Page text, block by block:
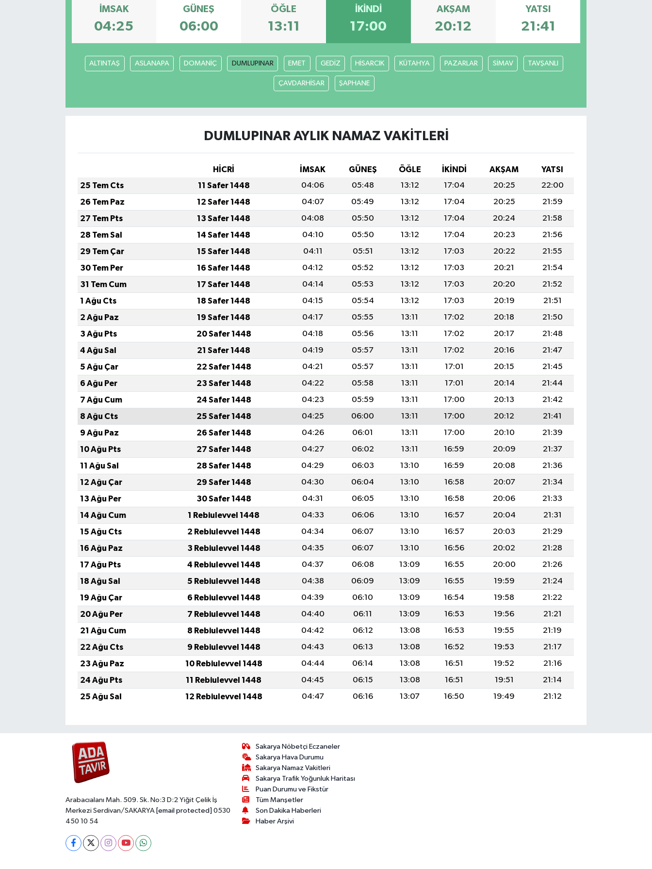
İMSAK
04:25
GÜNEŞ
06:00
ÖĞLE
13:11
İKINDI
17:00
AKŞAM
20:12
YATSI
21:41
ALTINTAŞ ASLANAPA DOMANİÇ DUMLUPINAR EMET GEDİZ HİSARCIK KÜTAHYA PAZARLAR SİMAV TAVŞANLI
ÇAVDARHİSAR ŞAPHANE
DUMLUPINAR AYLIK NAMAZ VAKITLERI
HİCRİ İMSAK GÜNEŞ ÖĞLE İKINDI AKŞAM
YATSI
25 Tem Cts
11 Safer 1448 04:06 05:48 13:12 17:04 20:25
22:00
26 Tem Paz
12 Safer 1448 04:07 05:49 13:12 17:04 20:25
21:59
27 Tem Pts
13 Safer 1448 04:08 05:50 13:12 17:04 20:24
21:58
28 Tem Sal
14 Safer 1448 04:10 05:50 13:12 17:04 20:23
21:56
29 Tem Çar
15 Safer 1448 04:11 05:51 13:12 17:03 20:22
21:55
30 Tem Per
16 Safer 1448 04:12 05:52 13:12 17:03 20:21
21:54
31 Tem Cum
17 Safer 1448 04:14 05:53 13:12 17:03 20:20
21:52
1 Ağu Cts
18 Safer 1448 04:15 05:54 13:12 17:03 20:19
21:51
2 Ağu Paz
19 Safer 1448 04:17 05:55 13:11 17:02 20:18
21:50
3 Ağu Pts
20 Safer 1448 04:18 05:56 13:11 17:02 20:17
21:48
4 Ağu Sal
21 Safer 1448 04:19 05:57 13:11 17:02 20:16
21:47
5 Ağu Çar
22 Safer 1448 04:21 05:57 13:11 17:01 20:15
21:45
6 Ağu Per
23 Safer 1448 04:22 05:58 13:11 17:01 20:14
21:44
7 Ağu Cum
24 Safer 1448 04:23 05:59 13:11 17:00 20:13
21:42
8 Ağu Cts
25 Safer 1448 04:25 06:00 13:11 17:00 20:12
21:41
9 Ağu Paz
26 Safer 1448 04:26 06:01 13:11 17:00 20:10
21:39
10 Ağu Pts
27 Safer 1448 04:27 06:02 13:11 16:59 20:09
21:37
11 Ağu Sal
28 Safer 1448 04:29 06:03 13:10 16:59 20:08
21:36
12 Ağu Çar
29 Safer 1448 04:30 06:04 13:10 16:58 20:07
21:34
13 Ağu Per
30 Safer 1448 04:31 06:05 13:10 16:58 20:06
21:33
14 Ağu Cum
1 Rebiulevvel 1448 04:33 06:06 13:10 16:57 20:04
21:31
15 Ağu Cts
2 Rebiulevvel 1448 04:34 06:07 13:10 16:57 20:03
21:29
16 Ağu Paz
3 Rebiulevvel 1448 04:35 06:07 13:10 16:56 20:02
21:28
17 Ağu Pts
4 Rebiulevvel 1448 04:37 06:08 13:09 16:55 20:00
21:26
18 Ağu Sal
5 Rebiulevvel 1448 04:38 06:09 13:09 16:55 19:59
21:24
19 Ağu Çar
6 Rebiulevvel 1448 04:39 06:10 13:09 16:54 19:58
21:22
20 Ağu Per
7 Rebiulevvel 1448 04:40 06:11 13:09 16:53 19:56
21:21
21 Ağu Cum
8 Rebiulevvel 1448 04:42 06:12 13:08 16:53 19:55
21:19
22 Ağu Cts
9 Rebiulevvel 1448 04:43 06:13 13:08 16:52 19:53
21:17
23 Ağu Paz
10 Rebiulevvel 1448 04:44 06:14 13:08 16:51 19:52
21:16
24 Ağu Pts
11 Rebiulevvel 1448 04:45 06:15 13:08 16:51 19:51
21:14
25 Ağu Sal
12 Rebiulevvel 1448 04:47 06:16 13:07 16:50 19:49 21:12
Arabacıalanı Mah. 509. Sk. No:3 D:2 Yiğit Çelik İş
Merkezi Serdivan/SAKARYA [email protected] 0530
450 10 54
Sakarya Nöbetçi Eczaneler
Sakarya Hava Durumu
Sakarya Namaz Vakitleri
Sakarya Trafik Yoğunluk Haritası
Puan Durumu ve Fikstür
Tüm Manşetler
Son Dakika Haberleri
Haber Arşivi